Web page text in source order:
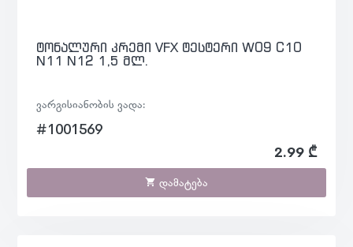
ტონალური კრემი VFX ტესტერი W09 C10
N11 N12 1,5 მლ.
ვარგისიანობის ვადა:
#1001569
2.99 ₾
დამატება